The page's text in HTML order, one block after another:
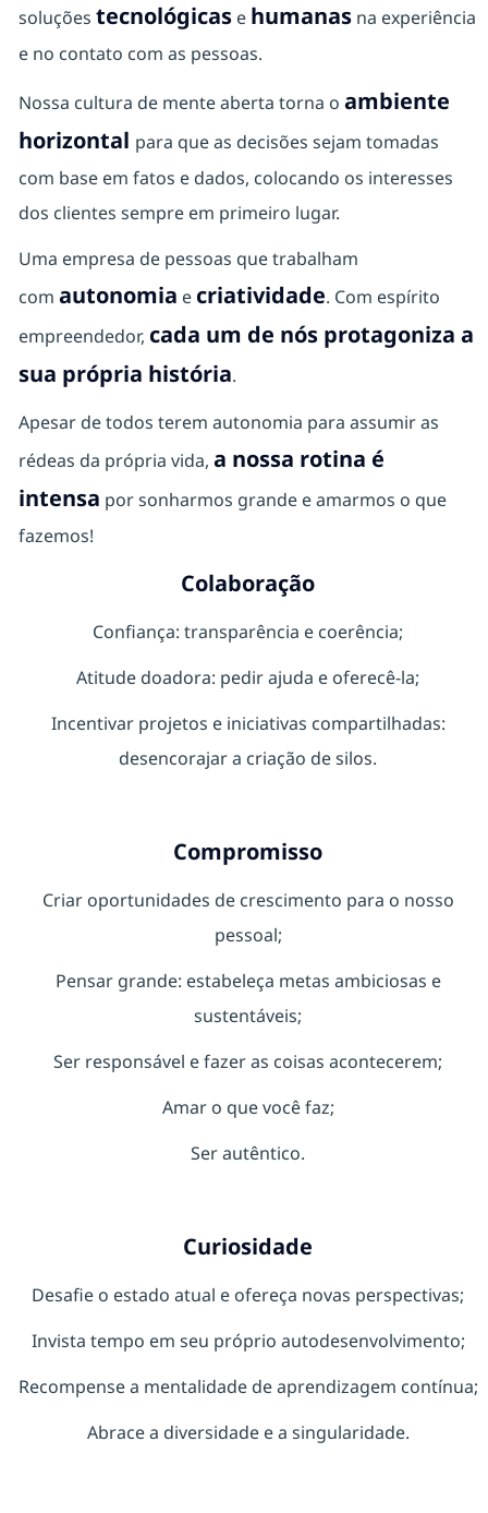
soluções tecnológicase humanasna experiência
e no contato com as pessoas.
Nossa cultura de mente aberta torna o ambiente
horizontal para que as decisões sejam tomadas
com base em fatos e dados, colocando os interesses
dos clientes sempre em primeiro lugar.
Uma empresa de pessoas que trabalham
com autonomia e criatividade. Com espírito
empreendedor, cada um de nós protagoniza a
sua própria história.
Apesar de todos terem autonomia para assumir as
rédeas da própria vida, a nossa rotina é
intensa por sonharmos grande e amarmos o que
fazemos!
Colaboração
Confiança: transparência e coerência;
Atitude doadora: pedir ajuda e oferecê-la;
Incentivar projetos e iniciativas compartilhadas:
desencorajar a criação de silos.
Compromisso
Criar oportunidades de crescimento para o nosso
pessoal;
Pensar grande: estabeleça metas ambiciosas e
sustentáveis;
Ser responsável e fazer as coisas acontecerem;
Amar o que você faz;
Ser autêntico.
Curiosidade
Desafie o estado atual e ofereça novas perspectivas;
Invista tempo em seu próprio autodesenvolvimento;
Recompense a mentalidade de aprendizagem contínua;
Abrace a diversidade e a singularidade.